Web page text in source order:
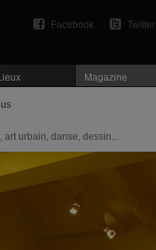
Twitter
Facebook
Magazine
art urbain, danse, dessin...